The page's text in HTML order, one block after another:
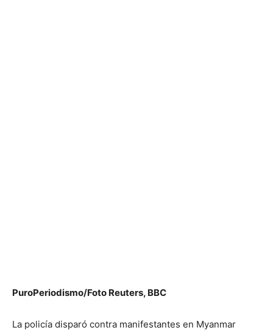
PuroPeriodismo/Foto Reuters, BBC
La policía disparó contra manifestantes en Myanmar